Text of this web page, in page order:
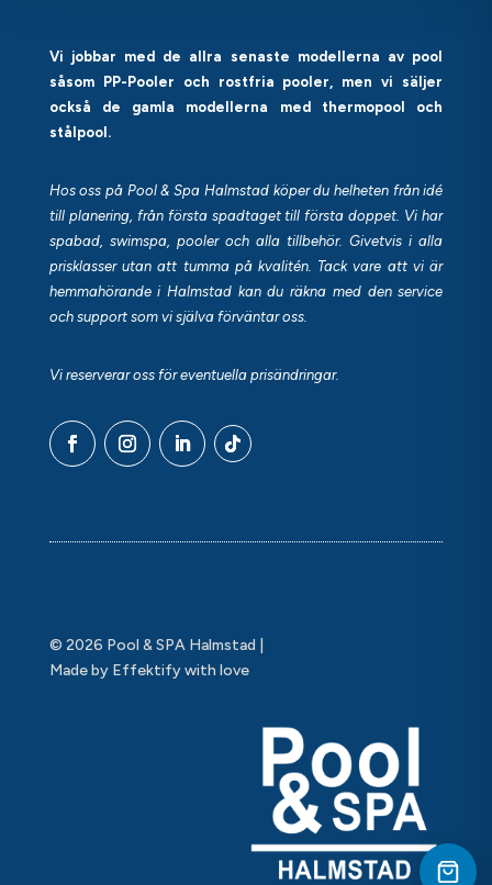
Vi jobbar med de allra senaste modellerna av pool
såsom PP-Pooler och rostfria pooler, men vi säljer
också de gamla modellerna med thermopool och
stålpool.
Hos oss på Pool & Spa Halmstad köper du helheten från idé
till planering, från första spadtaget till första doppet. Vi har
spabad, swimspa, pooler och alla tillbehör. Givetvis i alla
prisklasser utan att tumma på kvalitén. Tack vare att vi är
hemmahörande i Halmstad kan du räkna med den service
och support som vi själva förväntar oss.
Vi reserverar oss för eventuella prisändringar.
© 2026 Pool & SPA Halmstad |
Made by Effektify with love